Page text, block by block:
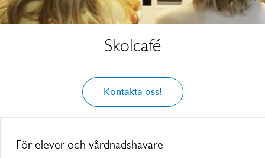
Skolcafé
Kontakta oss!
För elever och vårdnadshavare